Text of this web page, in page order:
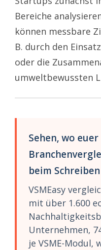
Bereiche
können messbare
B. durch den
oder die
umweltbewussten
Sehen, wo
beim
VSMEasy
mit über 1.600
Unternehmen,
je VSME-